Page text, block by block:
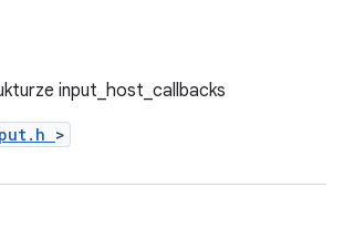
input_host_callbacks
>